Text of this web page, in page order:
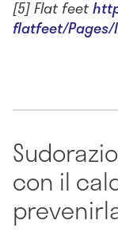
[5] Flat feet
flatfeet/
con il